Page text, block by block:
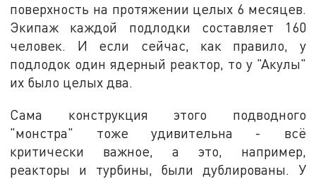
поверхность на протяжении целых 6 месяцев.
Экипаж каждой подлодки составляет 160
человек. И если сейчас, как правило, у
подлодок один ядерный реактор, то у "Акулы"
их было целых два.
Сама конструкция этого подводного
"монстра" тоже удивительна - всё
критически важное, а это, например,
реакторы и турбины, были дублированы. У